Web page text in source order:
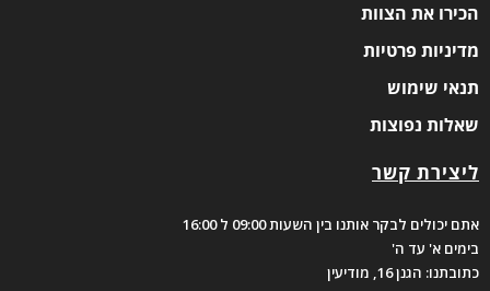
הכירו את הצוות
מדיניות פרטיות
תנאי שימוש
שאלות נפוצות
ליצירת קשר
אתם יכולים לבקר אותנו בין השעות 09:00 ל 16:00
בימים א' עד ה'
כתובתנו: הגנן 16, מודיעין